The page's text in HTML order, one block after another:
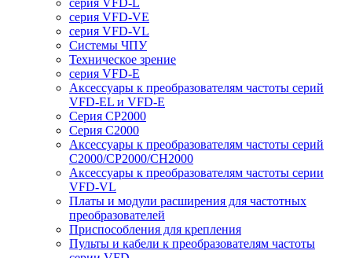
серия VFD-L
серия VFD-VE
серия VFD-VL
Системы ЧПУ
Техническое зрение
серия VFD-E
Аксессуары к преобразователям частоты серий
VFD-EL и VFD-E
Серия CP2000
Серия C2000
Аксессуары к преобразователям частоты серий
С2000/CP2000/CH2000
Аксессуары к преобразователям частоты серии
VFD-VL
Платы и модули расширения для частотных
преобразователей
Приспособления для крепления
Пульты и кабели к преобразователям частоты